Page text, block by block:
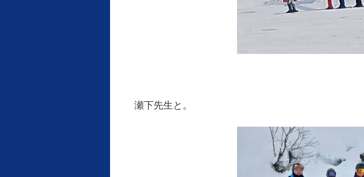
瀬下先生と。